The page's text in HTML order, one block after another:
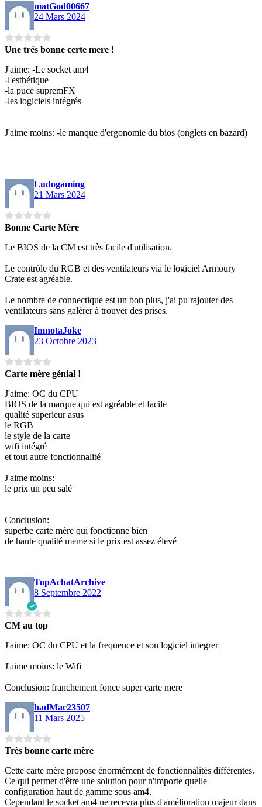
matGod00667
24 Mars 2024
Une trés bonne certe mere !
J'aime: -Le socket am4
-l'esthétique
-la puce supremFX
-les logiciels intégrés
J'aime moins: -le manque d'ergonomie du bios (onglets en bazard)
Ludogaming
21 Mars 2024
Bonne Carte Mère
Le BIOS de la CM est très facile d'utilisation.
Le contrôle du RGB et des ventilateurs via le logiciel Armoury
Crate est agréable.
Le nombre de connectique est un bon plus, j'ai pu rajouter des
ventilateurs sans galérer à trouver des prises.
ImnotaJoke
23 Octobre 2023
Carte mère génial !
J'aime: OC du CPU
BIOS de la marque qui est agréable et facile
qualité superieur asus
le RGB
le style de la carte
wifi intégré
et tout autre fonctionnalité
J'aime moins:
le prix un peu salé
Conclusion:
superbe carte mère qui fonctionne bien
de haute qualité meme si le prix est assez élevé
TopAchatArchive
8 Septembre 2022
CM au top
J'aime: OC du CPU et la frequence et son logiciel integrer
J'aime moins: le Wifi
Conclusion: franchement fonce super carte mere
hadMac23507
11 Mars 2025
Très bonne carte mère
Cette carte mère propose énormément de fonctionnalités différentes.
Ce qui permet d'être une solution pour n'importe quelle
configuration haut de gamme sous am4.
Cependant le socket am4 ne recevra plus d'amélioration majeur dans